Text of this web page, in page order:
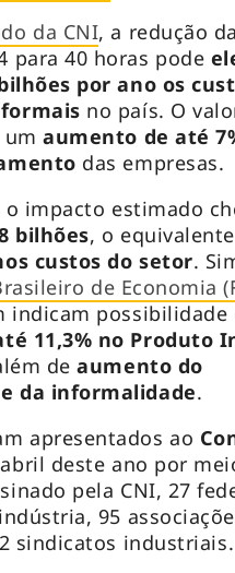
da CNI, a redução
para 40 horas pode
por ano os
no país. O
umaumento de até
das empresas.
o impacto estimado
bilhões, o
custos do setor.
de Economia
indicam possibilidade
11,3% no Produto
deaumento do
da informalidade.
apresentados ao
deste ano por
pela CNI, 27
95
sindicatos industriais.